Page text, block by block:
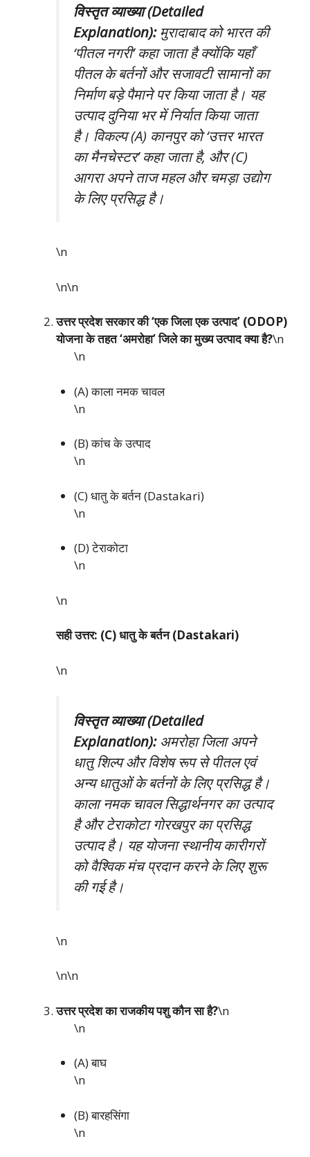
विस्तृत व्याख्या (Detailed
Explanation):मुरादाबाद को भारत की
‘पीतल नगरी’ कहा जाता है क्योंकि यहाँ
पीतल के बर्तनों और सजावटी सामानों का
निर्माण बड़े पैमाने पर किया जाता है। यह
उत्पाद दुनिया भर में निर्यात किया जाता
है। विकल्प (A) कानपुर को ‘उत्तर भारत
का मैनचेस्टर’ कहा जाता है, और (C)
आगरा अपने ताज महल और चमड़ा उद्योग
के लिए प्रसिद्ध है।
\n
\n\n
उत्तर प्रदेश सरकार की ‘एक जिला एक उत्पाद’ (ODOP)
योजना के तहत ‘अमरोहा’ जिले का मुख्य उत्पाद क्या है?\n
\n
(A) काला नमक चावल
\n
(B) कांच के उत्पाद
\n
(C) धातु के बर्तन (Dastakari)
\n
(D) टेराकोटा
\n
\n
सही उत्तर: (C) धातु के बर्तन (Dastakari)
\n
विस्तृत व्याख्या (Detailed
Explanation):अमरोहा जिला अपने
धातु शिल्प और विशेष रूप से पीतल एवं
अन्य धातुओं के बर्तनों के लिए प्रसिद्ध है।
काला नमक चावल सिद्धार्थनगर का उत्पाद
है और टेराकोटा गोरखपुर का प्रसिद्ध
उत्पाद है। यह योजना स्थानीय कारीगरों
को वैश्विक मंच प्रदान करने के लिए शुरू
की गई है।
\n
\n\n
उत्तर प्रदेश का राजकीय पशु कौन सा है?\n
\n
(A) बाघ
\n
(B) बारहसिंगा
\n